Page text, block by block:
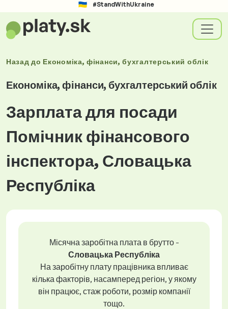
#StandWithUkraine
Назад до Економіка, фінанси, бухгалтерський облік
Економіка, фінанси, бухгалтерський облік
Зарплата для посади
Помічник фінансового
інспектора, Словацька
Республіка
Місячна заробітна плата в брутто -
Словацька Республіка
На заробітну плату працівника впливає
кілька факторів, насамперед регіон, у якому
він працює, стаж роботи, розмір компанії
тощо.